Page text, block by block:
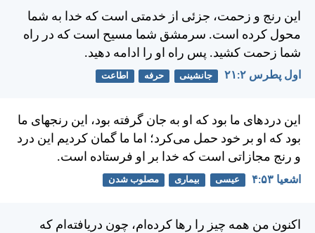
اين رنج و زحمت، جزئی از خدمتی است كه خدا به شما
محول كرده است. سرمشق شما مسيح است كه در راه
شما زحمت كشيد. پس راه او را ادامه دهيد.
اول پطرس ۲:‏۲۱ جانشینی حرفه اطاعت
اين دردهای ما بود كه او به جان گرفته بود، اين رنجهای ما
بود كه او بر خود حمل می‌كرد؛ اما ما گمان كرديم اين درد
و رنج مجازاتی است كه خدا بر او فرستاده است.
اشعيا ۵۳:‏۴ عیسی بیماری مصلوب شدن
اكنون من همه چيز را رها كرده‌ام، چون دريافته‌ام كه